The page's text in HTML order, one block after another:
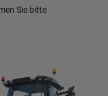
Sie bitte